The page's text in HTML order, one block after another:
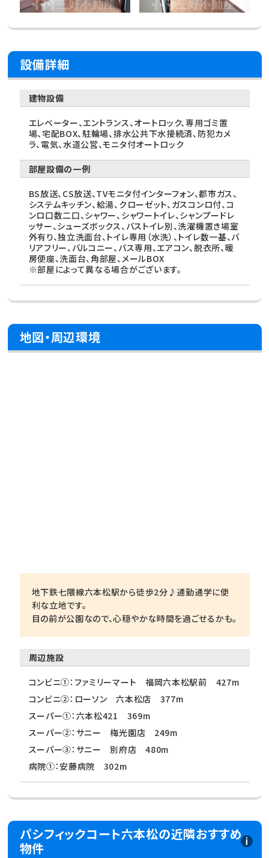
設備詳細
建物設備
エレベーター、エントランス、オートロック、専用ゴミ置
場、宅配BOX、駐輪場、排水公共下水接続済、防犯カメ
ラ、電気、水道公営、モニタ付オートロック
部屋設備の一例
BS放送、CS放送、TVモニタ付インターフォン、都市ガス、
システムキッチン、給湯、クローゼット、ガスコンロ付、コ
ンロ口数二口、シャワー、シャワートイレ、シャンプードレ
ッサー、シューズボックス、バストイレ別、洗濯機置き場室
外有り、独立洗面台、トイレ専用（水洗）、トイレ数一基、バ
リアフリー、バルコニー、バス専用、エアコン、脱衣所、暖
房便座、洗面台、角部屋、メールBOX
※部屋によって異なる場合がございます。
地図・周辺環境
地下鉄七隈線六本松駅から徒歩2分♪通勤通学に便
利な立地です。
目の前が公園なので、心穏やかな時間を過ごせるかも。
周辺施設
コンビニ①：ファミリーマート 福岡六本松駅前 427m
コンビニ②：ローソン 六本松店 377m
スーパー①：六本松421 369m
スーパー②：サニー 梅光園店 249m
スーパー③：サニー 別府店 480m
病院①：安藤病院 302m
パシフィックコート六本松の近隣おすすめ
物件